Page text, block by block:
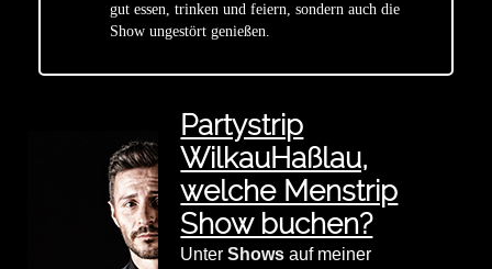
gut essen, trinken und feiern, sondern auch die
Show ungestört genießen.
Partystrip
WilkauHaßlau,
welche Menstrip
Show buchen?
UnterShows auf meiner